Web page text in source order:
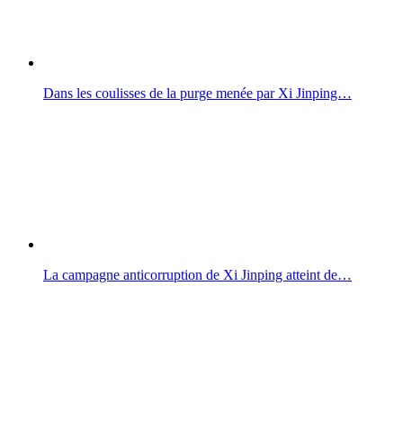
Dans les coulisses de la purge menée par Xi Jinping…
La campagne anticorruption de Xi Jinping atteint de…